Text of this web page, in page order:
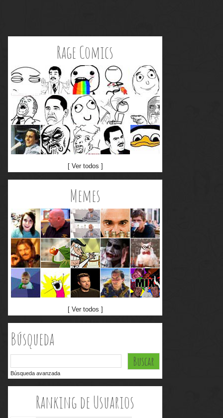
Rage Comics
[ Ver todos ]
Memes
[ Ver todos ]
Búsqueda
Búsqueda avanzada
Ranking de Usuarios